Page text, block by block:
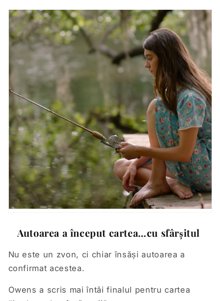
Autoarea a început cartea…cu sfârșitul
Nu este un zvon, ci chiar însăși autoarea a
confirmat acestea.
Owens a scris mai întâi finalul pentru cartea